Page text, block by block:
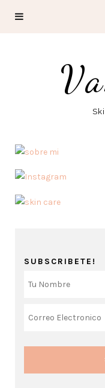
SUBSCRIBETE!